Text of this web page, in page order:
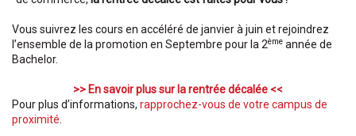
Vous suivrez les cours en accéléré de janvier à juin et rejoindrez
l’ensemble de la promotion en Septembre pour la 2ème année de
Bachelor.
>> En savoir plus sur la rentrée décalée <<
Pour plus d’informations, rapprochez-vous de votre campus de
proximité